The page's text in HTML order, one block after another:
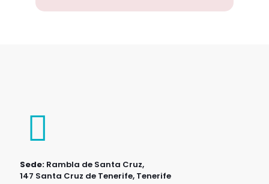
Sede: Rambla de Santa Cruz,
147 Santa Cruz de Tenerife, Tenerife